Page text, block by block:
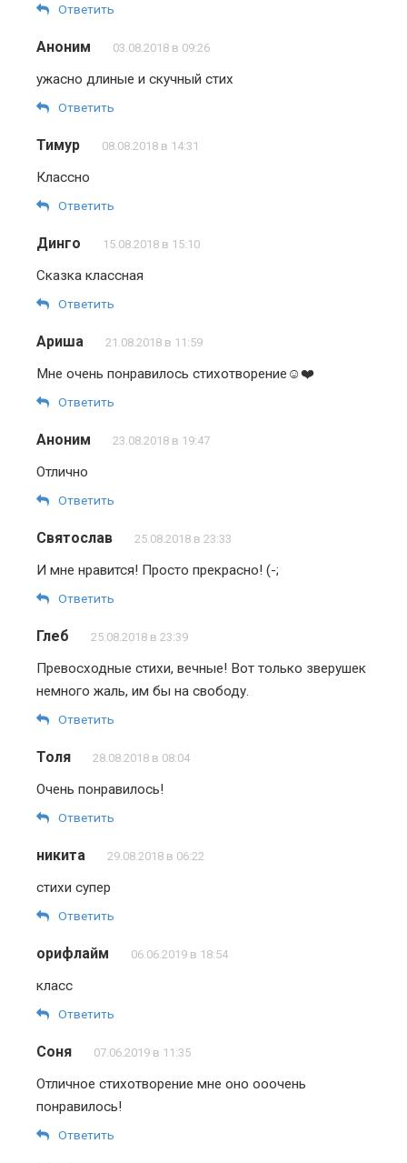
Ответить
Аноним 03.08.2018 в 09:26
ужасно длиные и скучный стих
Ответить
Тимур 08.08.2018 в 14:31
Классно
Ответить
Динго 15.08.2018 в 15:10
Сказка классная
Ответить
Ариша 21.08.2018 в 11:59
Мне очень понравилось стихотворение☺️❤️
Ответить
Аноним 23.08.2018 в 19:47
Отлично
Ответить
Святослав 25.08.2018 в 23:33
И мне нравится! Просто прекрасно! (-;
Ответить
Глеб 25.08.2018 в 23:39
Превосходные стихи, вечные! Вот только зверушек
немного жаль, им бы на свободу.
Ответить
Толя 28.08.2018 в 08:04
Очень понравилось!
Ответить
никита 29.08.2018 в 06:22
стихи супер
Ответить
орифлайм 06.06.2019 в 18:54
класс
Ответить
Соня 07.06.2019 в 11:35
Отличное стихотворение мне оно ооочень
понравилось!
Ответить